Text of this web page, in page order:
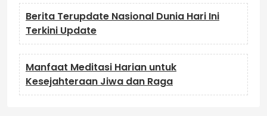
Berita Terupdate Nasional Dunia Hari Ini
Terkini Update
Manfaat Meditasi Harian untuk
Kesejahteraan Jiwa dan Raga